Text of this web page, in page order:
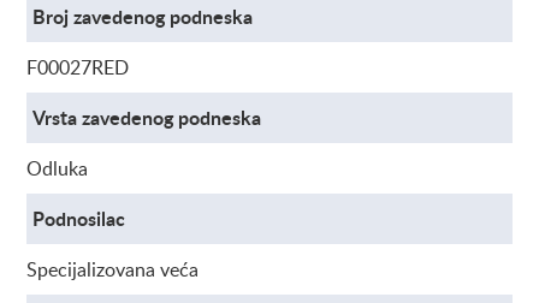
Broj zavedenog podneska
F00027RED
Vrsta zavedenog podneska
Odluka
Podnosilac
Specijalizovana veća